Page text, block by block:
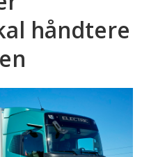
håndtere